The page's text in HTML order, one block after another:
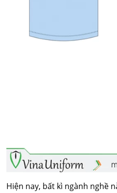
Hiện nay, bất kì ngành nghề